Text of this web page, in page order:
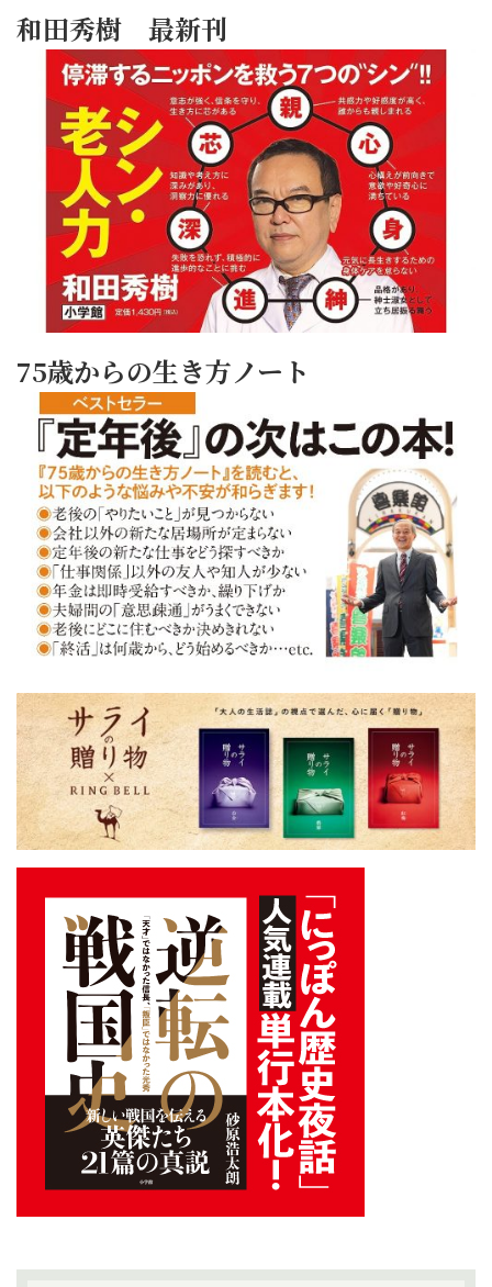
和田秀樹 最新刊
75歳からの生き方ノート